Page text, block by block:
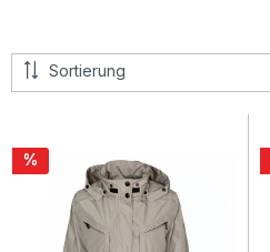
Rabatt
%